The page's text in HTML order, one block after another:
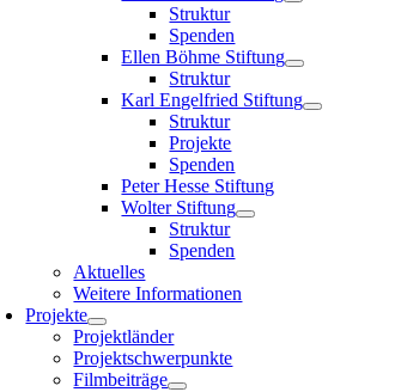
Struktur
Spenden
Ellen Böhme Stiftung
Struktur
Karl Engelfried Stiftung
Struktur
Projekte
Spenden
Peter Hesse Stiftung
Wolter Stiftung
Struktur
Spenden
Aktuelles
Weitere Informationen
Projekte
Projektländer
Projektschwerpunkte
Filmbeiträge